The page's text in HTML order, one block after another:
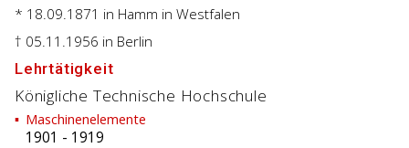
* 18.09.1871 in Hamm in Westfalen
† 05.11.1956 in Berlin
Lehrtätigkeit
Königliche Technische Hochschule
Maschinenelemente
1901 - 1919